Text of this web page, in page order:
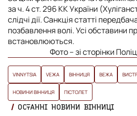
за ч. 4 ст. 296 КК України
слідчі дії. Санкція статті
позбавлення волі. Усі обставини
встановлюються.
Фото – зі сторінки
VINNYTSIA VЕЖА ВІННИЦЯ ВЕЖА
НОВИНИ ВІННИЦЯ ПІСТОЛЕТ
ОСТАННІ НОВИНИ ВІННИЦІ